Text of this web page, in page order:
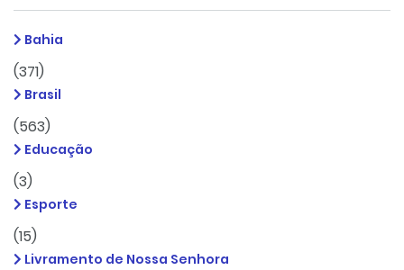
Bahia
(371)
Brasil
(563)
Educação
(3)
Esporte
(15)
Livramento de Nossa Senhora